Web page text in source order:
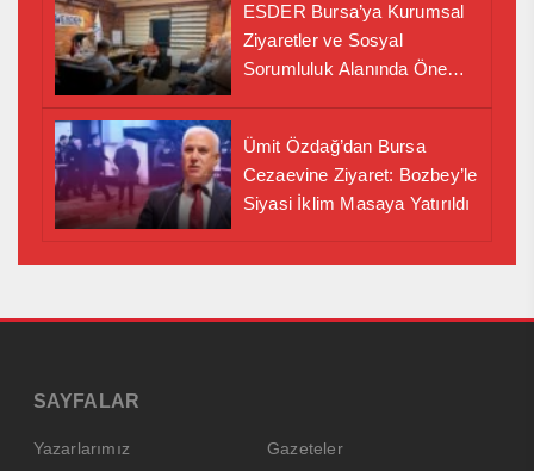
ESDER Bursa’ya Kurumsal
Ziyaretler ve Sosyal
Sorumluluk Alanında Önemli
Ümit Özdağ’dan Bursa
Cezaevine Ziyaret: Bozbey’le
Siyasi İklim Masaya Yatırıldı
SAYFALAR
Yazarlarımız
Gazeteler